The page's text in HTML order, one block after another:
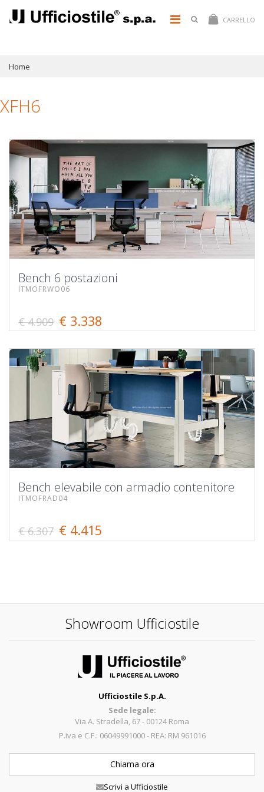
CARRELLO
Home
XFH6
Bench 6 postazioni
ITMOFRWO06
€ 4.909 € 3.338
Bench elevabile con armadio contenitore
ITMOFRAD04
€ 6.307 € 4.415
Showroom Ufficiostile
Ufficiostile S.p.A.
Sede legale:
Via A. Stradella, 67 - 00124 Roma
P.iva e C.F.: 06049991000 - REA: RM 961016
Chiama ora
Scrivi a Ufficiostile